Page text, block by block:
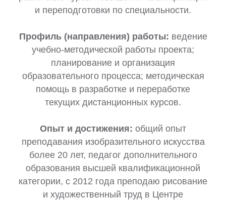
и переподготовки по специальности.
Профиль (направления) работы: ведение
учебно-методической работы проекта;
планирование и организация
образовательного процесса; методическая
помощь в разработке и переработке
текущих дистанционных курсов.
Опыт и достижения: общий опыт
преподавания изобразительного искусства
более 20 лет, педагог дополнительного
образования высшей квалификационной
категории, с 2012 года преподаю рисование
и художественный труд в Центре